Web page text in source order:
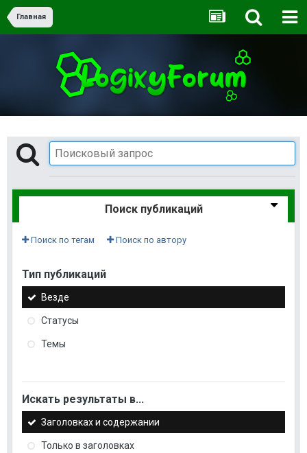
Главная
Поиск публикаций
Поиск по тегам Поиск по автору
Тип публикаций
Везде
Статусы
Темы
Искать результаты в...
Заголовках и содержании
Только в заголовках